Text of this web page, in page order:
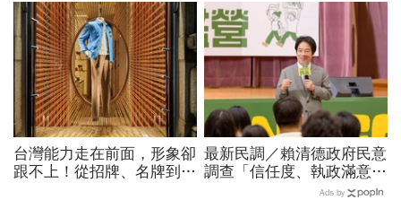
好友悼：她活成一件作品
職業特別注意：前例在這
台灣能力走在前面，形象卻
跟不上！從招牌、名牌到國
最新民調／賴清德政府民意
調查「信任度、執政滿意
度」雙升，不滿意比率下
Ads by